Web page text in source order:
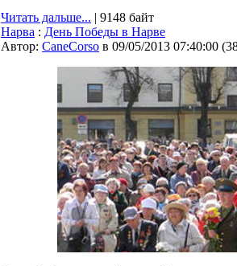
Читать дальше... | 9148 байт
Нарва : День Победы в Нарве
Автор: CaneCorso в 09/05/2013 07:40:00 (